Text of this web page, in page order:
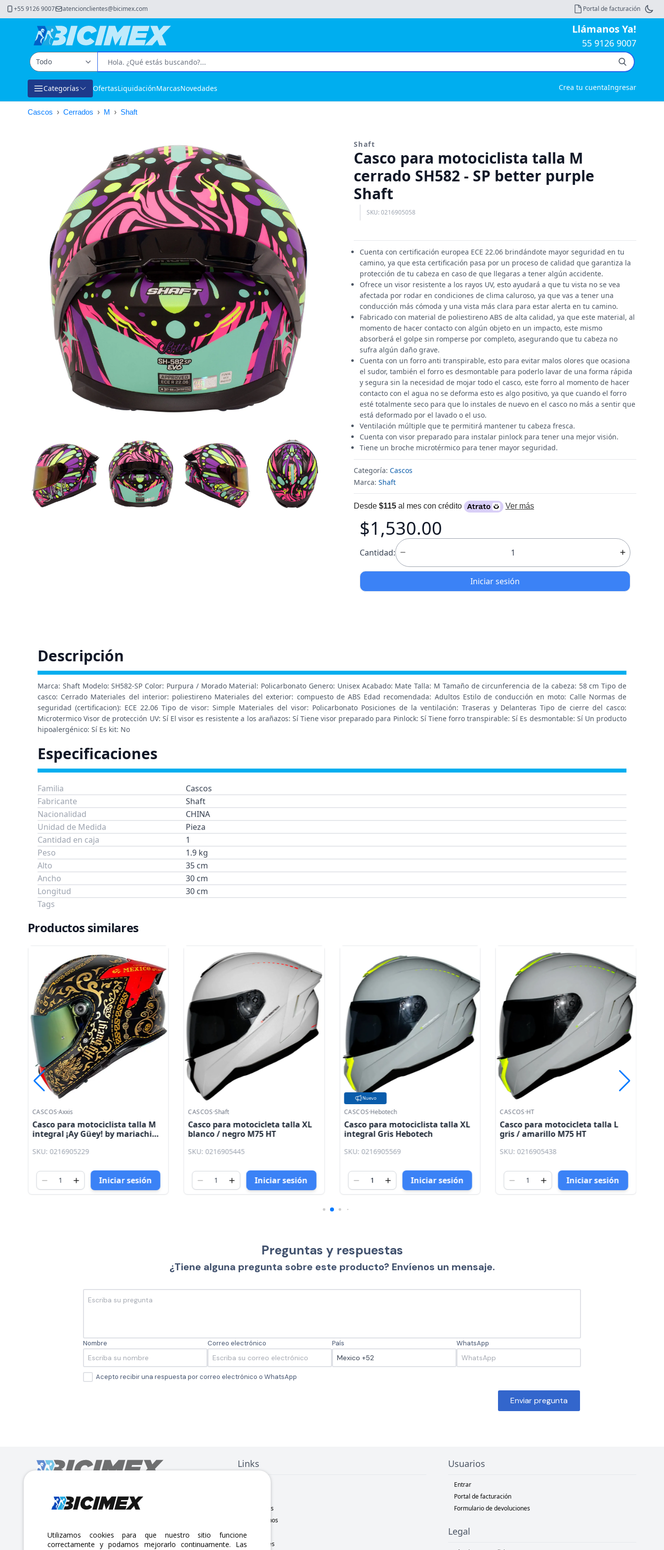
+55 9126 9007 atencionclientes@bicimex.com Portal de facturación
Llámanos Ya!
55 9126 9007
Categorías OfertasLiquidaciónMarcasNovedades Crea tu cuentaIngresar
Cascos › Cerrados › M › Shaft
Shaft
Casco para motociclista talla M
cerrado SH582 - SP better purple
Shaft
SKU: 0216905058
Cuenta con certificación europea ECE 22.06 brindándote mayor seguridad en tu
camino, ya que esta certificación pasa por un proceso de calidad que garantiza la
protección de tu cabeza en caso de que llegaras a tener algún accidente.
Ofrece un visor resistente a los rayos UV, esto ayudará a que tu vista no se vea
afectada por rodar en condiciones de clima caluroso, ya que vas a tener una
conducción más cómoda y una vista más clara para estar alerta en tu camino.
Fabricado con material de poliestireno ABS de alta calidad, ya que este material, al
momento de hacer contacto con algún objeto en un impacto, este mismo
absorberá el golpe sin romperse por completo, asegurando que tu cabeza no
sufra algún daño grave.
Cuenta con un forro anti transpirable, esto para evitar malos olores que ocasiona
el sudor, también el forro es desmontable para poderlo lavar de una forma rápida
y segura sin la necesidad de mojar todo el casco, este forro al momento de hacer
contacto con el agua no se deforma esto es algo positivo, ya que cuando el forro
esté totalmente seco para que lo instales de nuevo en el casco no más a sentir que
está deformado por el lavado o el uso.
Ventilación múltiple que te permitirá mantener tu cabeza fresca.
Cuenta con visor preparado para instalar pinlock para tener una mejor visión.
Tiene un broche microtérmico para tener mayor seguridad.
Categoría: Cascos
Marca: Shaft
Desde $115 al mes con crédito Ver más
$1,530.00
Cantidad:
Iniciar sesión
Descripción
Marca: Shaft Modelo: SH582-SP Color: Purpura / Morado Material: Policarbonato Genero: Unisex Acabado: Mate Talla: M Tamaño de circunferencia de la cabeza: 58 cm Tipo de
casco: Cerrado Materiales del interior: poliestireno Materiales del exterior: compuesto de ABS Edad recomendada: Adultos Estilo de conducción en moto: Calle Normas de
seguridad (certificacion): ECE 22.06 Tipo de visor: Simple Materiales del visor: Policarbonato Posiciones de la ventilación: Traseras y Delanteras Tipo de cierre del casco:
Microtermico Visor de protección UV: Sí El visor es resistente a los arañazos: Sí Tiene visor preparado para Pinlock: Sí Tiene forro transpirable: Sí Es desmontable: Sí Un producto
hipoalergénico: Sí Es kit: No
Especificaciones
Familia
Cascos
Fabricante
Shaft
Nacionalidad
CHINA
Unidad de Medida
Pieza
Cantidad en caja
1
Peso
1.9 kg
Alto
35 cm
Ancho
30 cm
Longitud
30 cm
Tags
Productos similares
CASCOS·Axxis
Casco para motociclista talla M
integral ¡Ay Güey! by mariachi
SKU: 0216905229
Iniciar sesión
CASCOS·Shaft
Casco para motocicleta talla XL
blanco / negro M75 HT
SKU: 0216905445
Iniciar sesión
Nuevo
CASCOS·Hebotech
Casco para motociclista talla XL
integral Gris Hebotech
SKU: 0216905569
Iniciar sesión
CASCOS·HT
Casco para motocicleta talla L
gris / amarillo M75 HT
SKU: 0216905438
Iniciar sesión
Preguntas y respuestas
¿Tiene alguna pregunta sobre este producto? Envíenos un mensaje.
Nombre Correo electrónico País WhatsApp
Acepto recibir una respuesta por correo electrónico o WhatsApp
Enviar pregunta
Calle Lago Müritz No. 30 Col. Mariano Escobedo,
Links
Sucursales
Contáctanos
Marcas
Novedades
Usuarios
Entrar
Portal de facturación
Formulario de devoluciones
Legal
Utilizamos cookies para que nuestro sitio funcione
correctamente y podamos mejorarlo continuamente. Las